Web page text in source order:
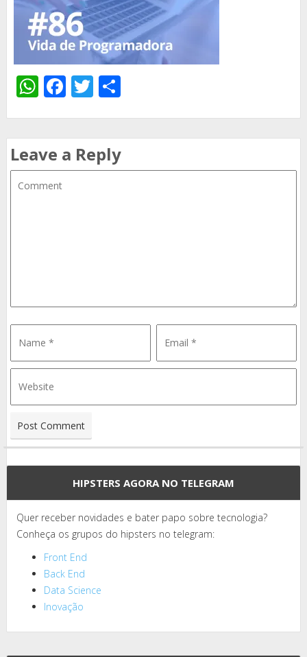
WhatsApp
Facebook
Twitter
Leave a Reply
HIPSTERS AGORA NO TELEGRAM
Quer receber novidades e bater papo sobre tecnologia?
Conheça os grupos do hipsters no telegram:
Front End
Back End
Data Science
Inovação